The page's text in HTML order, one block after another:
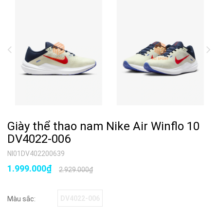
Giày thể thao nam Nike Air Winflo 10
DV4022-006
NI01DV402200639
2.929.000₫
1.999.000₫
Màu sắc: